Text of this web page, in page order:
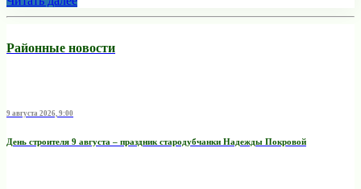
Районные новости
9 августа 2026, 9:00
День строителя 9 августа – праздник стародубчанки Надежды Покровой